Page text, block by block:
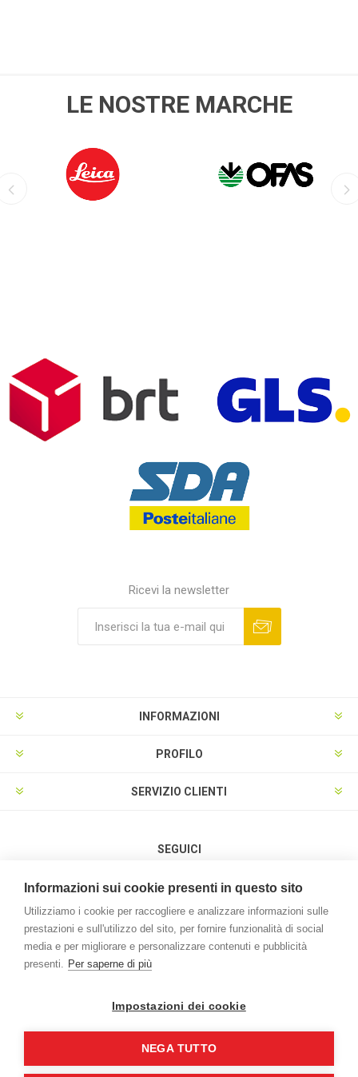
LE NOSTRE MARCHE
Ricevi la newsletter
INFORMAZIONI
PROFILO
SERVIZIO CLIENTI
SEGUICI
METODI DI PAGAMENTO
Powered bynopCommerce
Credits:vulcanoteam.it
Informazioni sui cookie presenti in questo sito
Utilizziamo i cookie per raccogliere e analizzare informazioni sulle
prestazioni e sull'utilizzo del sito, per fornire funzionalità di social
media e per migliorare e personalizzare contenuti e pubblicità
presenti. Per saperne di più
Impostazioni dei cookie
NEGA TUTTO